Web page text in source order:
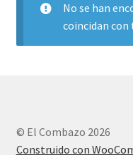
Grabación de Audio &
Marcas
No se han
coincidan con
© El Combazo 2026
Construido con